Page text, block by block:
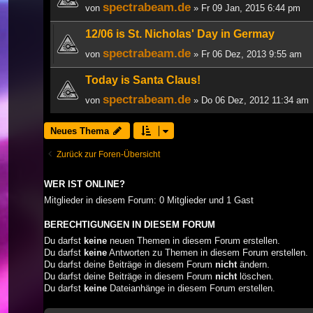
von spectrabeam.de » Fr 09 Jan, 2015 6:44 pm
12/06 is St. Nicholas' Day in Germay
von spectrabeam.de » Fr 06 Dez, 2013 9:55 am
Today is Santa Claus!
von spectrabeam.de » Do 06 Dez, 2012 11:34 am
Neues Thema
Zurück zur Foren-Übersicht
WER IST ONLINE?
Mitglieder in diesem Forum: 0 Mitglieder und 1 Gast
BERECHTIGUNGEN IN DIESEM FORUM
Du darfst keine neuen Themen in diesem Forum erstellen.
Du darfst keine Antworten zu Themen in diesem Forum erstellen.
Du darfst deine Beiträge in diesem Forum nicht ändern.
Du darfst deine Beiträge in diesem Forum nicht löschen.
Du darfst keine Dateianhänge in diesem Forum erstellen.